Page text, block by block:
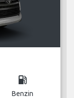
local_gas_station
Benzin